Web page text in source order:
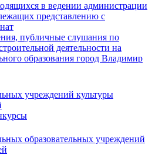
в ведении администрации
представлению с
публичные слушания по
деятельности на
образования город Владимир
учреждений культуры
образовательных учреждений